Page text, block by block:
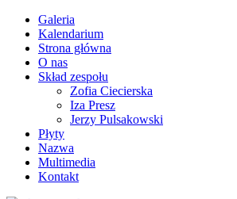
Galeria
Kalendarium
Strona główna
O nas
Skład zespołu
Zofia Ciecierska
Iza Presz
Jerzy Pulsakowski
Płyty
Nazwa
Multimedia
Kontakt